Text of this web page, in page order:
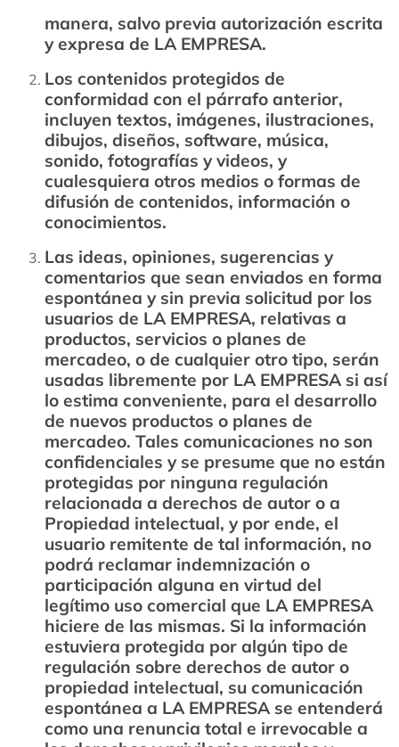
manera, salvo previa autorización escrita
y expresa de LA EMPRESA.
Los contenidos protegidos de
conformidad con el párrafo anterior,
incluyen textos, imágenes, ilustraciones,
dibujos, diseños, software, música,
sonido, fotografías y videos, y
cualesquiera otros medios o formas de
difusión de contenidos, información o
conocimientos.
Las ideas, opiniones, sugerencias y
comentarios que sean enviados en forma
espontánea y sin previa solicitud por los
usuarios de LA EMPRESA, relativas a
productos, servicios o planes de
mercadeo, o de cualquier otro tipo, serán
usadas libremente por LA EMPRESA si así
lo estima conveniente, para el desarrollo
de nuevos productos o planes de
mercadeo. Tales comunicaciones no son
confidenciales y se presume que no están
protegidas por ninguna regulación
relacionada a derechos de autor o a
Propiedad intelectual, y por ende, el
usuario remitente de tal información, no
podrá reclamar indemnización o
participación alguna en virtud del
legítimo uso comercial que LA EMPRESA
hiciere de las mismas. Si la información
estuviera protegida por algún tipo de
regulación sobre derechos de autor o
propiedad intelectual, su comunicación
espontánea a LA EMPRESA se entenderá
como una renuncia total e irrevocable a